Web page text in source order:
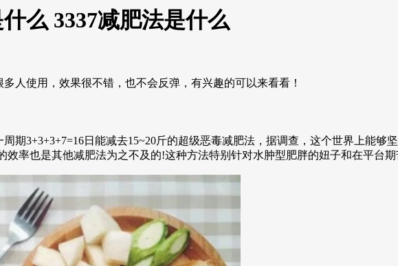
么 3337减肥法是什么
人使用，效果很不错，也不会反弹，有兴趣的可以来看看！
期3+3+3+7=16日能减去15~20斤的超级恶毒减肥法，据调查，这个世界上能
效率也是其他减肥法为之不及的!这种方法特别针对水肿型肥胖的妞子和在平台